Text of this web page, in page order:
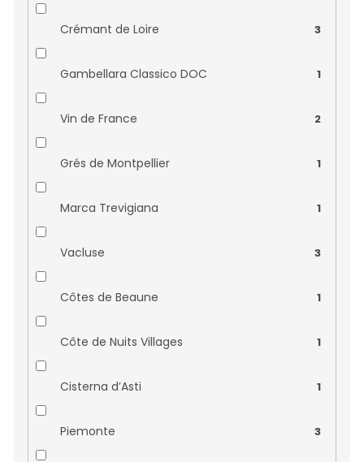
Varis 0
Vellas 0
Veuve Fourny Et Fils 0
Vignerons Catalans 0
Vignobles Bouillac 0
Vignobles Pelvillain 0
Vignobles Robin Lafugie 0
Vinař Jiří Uherek 0
Vinařství Gotberg 0
Vinařství Marada 0
Crémant de Loire 3
Gambellara Classico DOC 1
Vin de France 2
Grés de Montpellier 1
Marca Trevigiana 1
Vacluse 3
Côtes de Beaune 1
Côte de Nuits Villages 1
Cisterna d’Asti 1
Piemonte 3